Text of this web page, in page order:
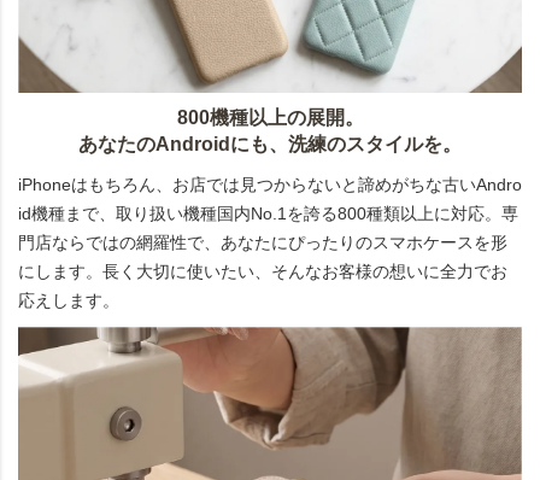
800機種以上の展開。
あなたのAndroidにも、洗練のスタイルを。
iPhoneはもちろん、お店では見つからないと諦めがちな古いAndro
id機種まで、取り扱い機種国内No.1を誇る800種類以上に対応。専
門店ならではの網羅性で、あなたにぴったりのスマホケースを形
にします。長く大切に使いたい、そんなお客様の想いに全力でお
応えします。